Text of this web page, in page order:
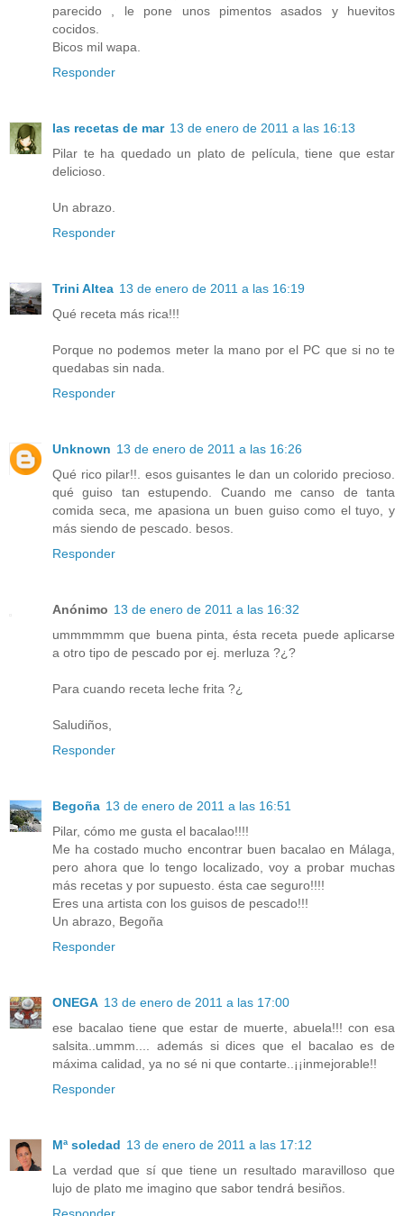
parecido , le pone unos pimentos asados y huevitos
cocidos.
Bicos mil wapa.
Responder
las recetas de mar 13 de enero de 2011 a las 16:13
Pilar te ha quedado un plato de película, tiene que estar
delicioso.
Un abrazo.
Responder
Trini Altea 13 de enero de 2011 a las 16:19
Qué receta más rica!!!
Porque no podemos meter la mano por el PC que si no te
quedabas sin nada.
Responder
Unknown 13 de enero de 2011 a las 16:26
Qué rico pilar!!. esos guisantes le dan un colorido precioso.
qué guiso tan estupendo. Cuando me canso de tanta
comida seca, me apasiona un buen guiso como el tuyo, y
más siendo de pescado. besos.
Responder
Anónimo 13 de enero de 2011 a las 16:32
ummmmmm que buena pinta, ésta receta puede aplicarse
a otro tipo de pescado por ej. merluza ?¿?
Para cuando receta leche frita ?¿
Saludiños,
Responder
Begoña 13 de enero de 2011 a las 16:51
Pilar, cómo me gusta el bacalao!!!!
Me ha costado mucho encontrar buen bacalao en Málaga,
pero ahora que lo tengo localizado, voy a probar muchas
más recetas y por supuesto. ésta cae seguro!!!!
Eres una artista con los guisos de pescado!!!
Un abrazo, Begoña
Responder
ONEGA 13 de enero de 2011 a las 17:00
ese bacalao tiene que estar de muerte, abuela!!! con esa
salsita..ummm.... además si dices que el bacalao es de
máxima calidad, ya no sé ni que contarte..¡¡inmejorable!!
Responder
Mª soledad 13 de enero de 2011 a las 17:12
La verdad que sí que tiene un resultado maravilloso que
lujo de plato me imagino que sabor tendrá besiños.